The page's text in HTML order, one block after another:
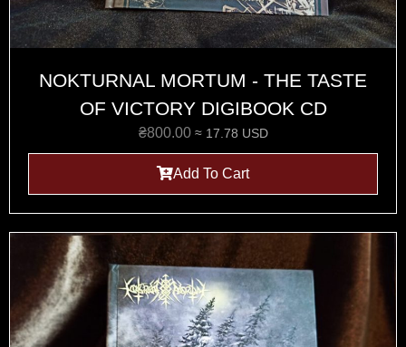
NOKTURNAL MORTUM - THE TASTE
OF VICTORY DIGIBOOK CD
₴800.00 ≈ 17.78 USD
Add To Cart